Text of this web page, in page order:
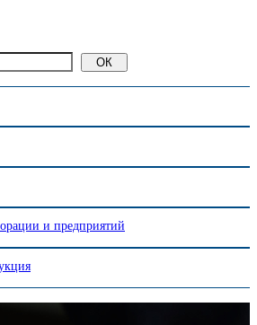
ОК
и предприятий